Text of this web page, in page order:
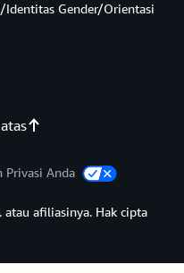
Gender/Orientasi
Privasi Anda
atau afiliasinya. Hak cipta